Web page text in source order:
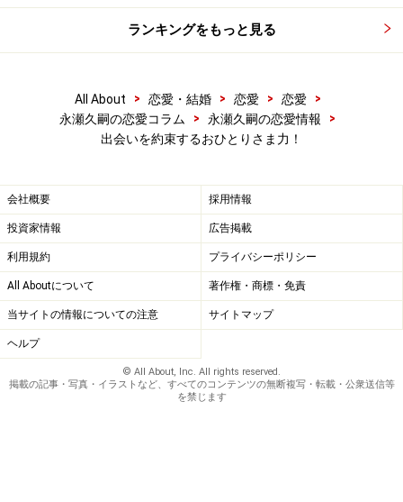
ランキングをもっと見る
All About > 恋愛・結婚 > 恋愛 > 恋愛
>
永瀬久嗣の恋愛コラム
> 永瀬久嗣の恋愛情報
>
出会いを約束するおひとりさま力！
会社概要 採用情報
投資家情報 広告掲載
利用規約 プライバシーポリシー
All Aboutについて 著作権・商標・免責
当サイトの情報についての注意 サイトマップ
ヘルプ
© All About, Inc. All rights reserved.
掲載の記事・写真・イラストなど、すべてのコンテンツの無断複写・転載・公衆送信等
を禁じます